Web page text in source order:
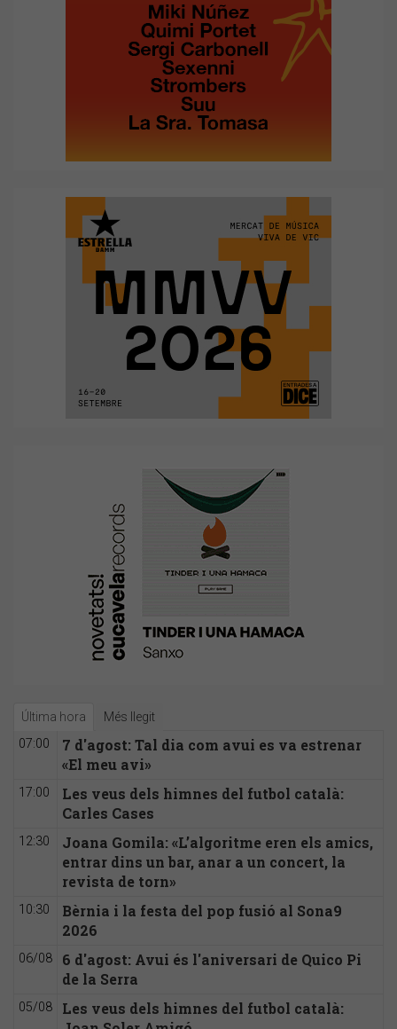
Última hora Més llegit
07:00
7 d'agost: Tal dia com avui es va estrenar
«El meu avi»
17:00
Les veus dels himnes del futbol català:
Carles Cases
12:30
Joana Gomila: «L’algoritme eren els amics,
entrar dins un bar, anar a un concert, la
revista de torn»
10:30
Bèrnia i la festa del pop fusió al Sona9
2026
06/08
6 d'agost: Avui és l'aniversari de Quico Pi
de la Serra
05/08
Les veus dels himnes del futbol català: